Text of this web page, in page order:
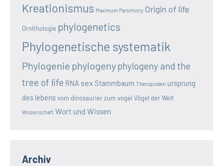
Kreationismus Maximum Parsimony Origin of life
Ornithologie phylogenetics
Phylogenetische systematik
Phylogenie phylogenyphylogeny and the
tree of life RNA sex Stammbaum Theropoden ursprung
des lebensvom dinosaurier zum vogel Vögel der Welt
Wissenschaft Wort und Wissen
Archiv